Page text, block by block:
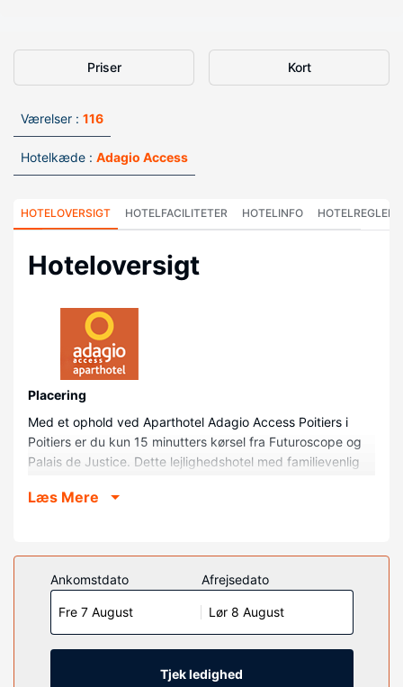
Priser Kort
Værelser : 116
Hotelkæde : Adagio Access
HOTELOVERSIGT HOTELFACILITETER HOTELINFO HOTELREGLER
Hoteloversigt
Placering
Med et ophold ved Aparthotel Adagio Access Poitiers i
Poitiers er du kun 15 minutters kørsel fra Futuroscope og
Palais de Justice. Dette lejlighedshotel med familievenlig
Notre-Dame-la-Grande Kirke.
Føl dig hjemme i et af de 116 værelser, der indeholder
køkken med køleskab og kogeplade. Der tilbydes et
fladskærms-tv med satellitkanaler som underholdning, og
med gratis Wi-Fi kan du altid komme på nettet. Faciliteter
inkluderer telefoner samt skriveborde og mikrobølgeovne.
Læs Mere
Ankomstdato
Fre 7 August
Afrejsedato
Lør 8 August
Tjek ledighed